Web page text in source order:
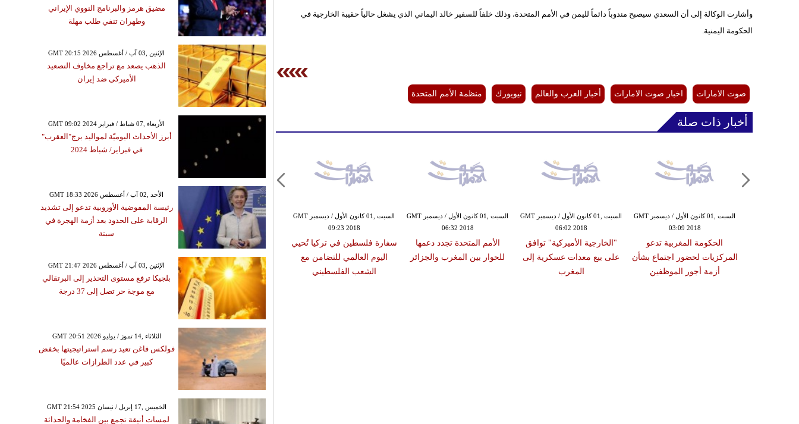
وأشارت الوكالة إلى أن السعدي سيصبح مندوباً دائماً لليمن في الأمم المتحدة، وذلك خلفاً للسفير خالد اليماني الذي يشغل حالياً حقيبة الخارجية في
الحكومة اليمنية.
صوت الامارات اخبار صوت الامارات أخبار العرب والعالم نيويورك منظمة الأمم المتحدة
أخبار ذات صلة
السبت ,01 كانون الأول / ديسمبر GMT
09:23 2018
سفارة فلسطين في تركيا تُحيي
اليوم العالمي للتضامن مع
الشعب الفلسطيني
السبت ,01 كانون الأول / ديسمبر GMT
06:32 2018
الأمم المتحدة تجدد دعمها
للحوار بين المغرب والجزائر
السبت ,01 كانون الأول / ديسمبر GMT
06:02 2018
"الخارجية الأميركية" توافق
على بيع معدات عسكرية إلى
المغرب
السبت ,01 كانون الأول / ديسمبر GMT
03:09 2018
الحكومة المغربية تدعو
المركزيات لحضور اجتماع بشأن
أزمة أجور الموظفين
مضيق هرمز والبرنامج النووي الإيراني
وطهران تنفي طلب مهلة
GMT 20:15 2026 الإثنين ,03 آب / أغسطس
الذهب يصعد مع تراجع مخاوف التصعيد
الأميركي ضد إيران
GMT 09:02 2024 الأربعاء ,07 شباط / فبراير
أبرز الأحداث اليوميّة لمواليد برج"العقرب"
في فبراير/ شباط 2024
GMT 18:33 2026 الأحد ,02 آب / أغسطس
رئيسة المفوضية الأوروبية تدعو إلى تشديد
الرقابة على الحدود بعد أزمة الهجرة في
سبتة
GMT 21:47 2026 الإثنين ,03 آب / أغسطس
بلجيكا ترفع مستوى التحذير إلى البرتقالي
مع موجة حر تصل إلى 37 درجة
GMT 20:51 2026 الثلاثاء ,14 تموز / يوليو
فولكس فاغن تعيد رسم استراتيجيتها بخفض
كبير في عدد الطرازات عالميًا
GMT 21:54 2025 الخميس ,17 إبريل / نيسان
لمسات أنيقة تجمع بين الفخامة والحداثة